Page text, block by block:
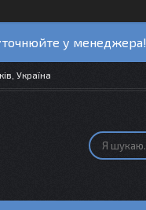
уточнюйте у менеджера!
Україна